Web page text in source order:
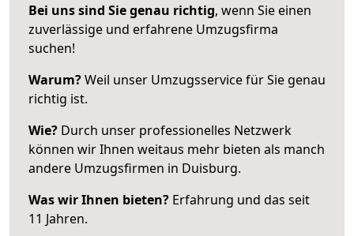
Bei uns sind Sie genau richtig, wenn Sie einen
zuverlässige und erfahrene Umzugsfirma
suchen!
Warum?Weil unser Umzugsservice für Sie genau
richtig ist.
Wie? Durch unser professionelles Netzwerk
können wir Ihnen weitaus mehr bieten als manch
andere Umzugsfirmen in Duisburg.
Was wir Ihnen bieten? Erfahrung und das seit
11 Jahren.